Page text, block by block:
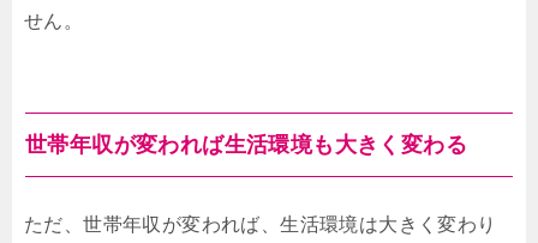
せん。
世帯年収が変われば生活環境も大きく変わる
ただ、世帯年収が変われば、生活環境は大きく変わり